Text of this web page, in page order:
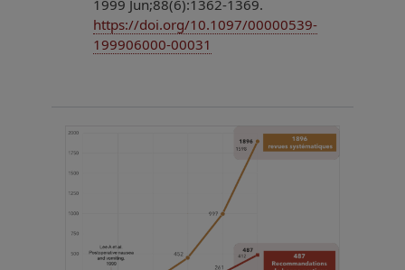
1999 Jun;88(6):1362-1369.
https://doi.org/10.1097/00000539-
199906000-00031